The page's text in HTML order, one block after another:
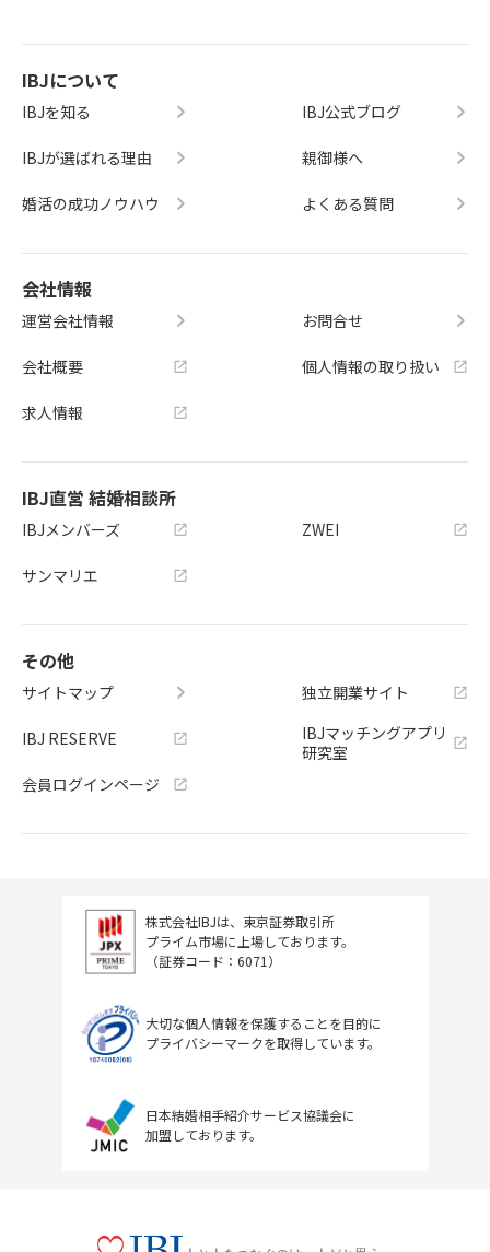
IBJについて
IBJを知る
IBJが選ばれる理由
婚活の成功ノウハウ
IBJ公式ブログ
親御様へ
よくある質問
会社情報
運営会社情報
会社概要
求人情報
お問合せ
個人情報の取り扱い
IBJ直営 結婚相談所
IBJメンバーズ
サンマリエ
ZWEI
その他
サイトマップ
IBJ RESERVE
会員ログインページ
独立開業サイト
IBJマッチングアプリ
研究室
株式会社IBJは、東京証券取引所
プライム市場に上場しております。
（証券コード：6071）
大切な個人情報を保護することを目的に
プライバシーマークを取得しています。
日本結婚相手紹介サービス協議会に
加盟しております。